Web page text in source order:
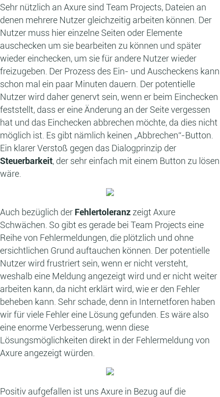
Sehr nützlich an Axure sind Team Projects, Dateien an
denen mehrere Nutzer gleichzeitig arbeiten können. Der
Nutzer muss hier einzelne Seiten oder Elemente
auschecken um sie bearbeiten zu können und später
wieder einchecken, um sie für andere Nutzer wieder
freizugeben. Der Prozess des Ein- und Auscheckens kann
schon mal ein paar Minuten dauern. Der potentielle
Nutzer wird daher genervt sein, wenn er beim Einchecken
feststellt, dass er eine Änderung an der Seite vergessen
hat und das Einchecken abbrechen möchte, da dies nicht
möglich ist. Es gibt nämlich keinen „Abbrechen“-Button.
Ein klarer Verstoß gegen das Dialogprinzip der
Steuerbarkeit, der sehr einfach mit einem Button zu lösen
wäre.
Auch bezüglich der Fehlertoleranz zeigt Axure
Schwächen. So gibt es gerade bei Team Projects eine
Reihe von Fehlermeldungen, die plötzlich und ohne
ersichtlichen Grund auftauchen können. Der potentielle
Nutzer wird frustriert sein, wenn er nicht versteht,
weshalb eine Meldung angezeigt wird und er nicht weiter
arbeiten kann, da nicht erklärt wird, wie er den Fehler
beheben kann. Sehr schade, denn in Internetforen haben
wir für viele Fehler eine Lösung gefunden. Es wäre also
eine enorme Verbesserung, wenn diese
Lösungsmöglichkeiten direkt in der Fehlermeldung von
Axure angezeigt würden.
Positiv aufgefallen ist uns Axure in Bezug auf die